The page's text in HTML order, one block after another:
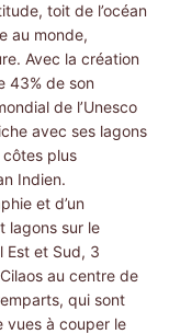
toit de l’océan
au monde,
Avec la création
43% de son
de l’Unesco
avec ses lagons
plus
Indien.
et d’un
lagons sur le
Est et Sud, 3
au centre de
qui sont
vues à couper le